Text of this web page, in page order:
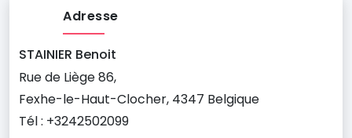
Adresse
STAINIER Benoit
Rue de Liège 86,
Fexhe-le-Haut-Clocher, 4347 Belgique
Tél : +3242502099